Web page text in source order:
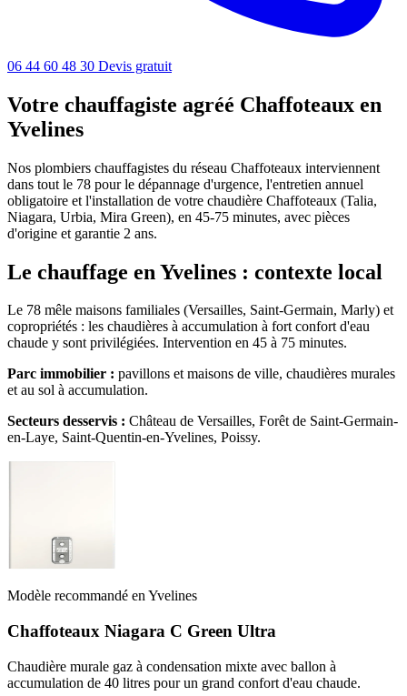
06 44 60 48 30 Devis gratuit
Votre chauffagiste agréé Chaffoteaux en
Yvelines
Nos plombiers chauffagistes du réseau Chaffoteaux interviennent
dans tout le 78 pour le dépannage d'urgence, l'entretien annuel
obligatoire et l'installation de votre chaudière Chaffoteaux (Talia,
Niagara, Urbia, Mira Green), en 45-75 minutes, avec pièces
d'origine et garantie 2 ans.
Le chauffage en Yvelines : contexte local
Le 78 mêle maisons familiales (Versailles, Saint-Germain, Marly) et
copropriétés : les chaudières à accumulation à fort confort d'eau
chaude y sont privilégiées. Intervention en 45 à 75 minutes.
Parc immobilier : pavillons et maisons de ville, chaudières murales
et au sol à accumulation.
Secteurs desservis : Château de Versailles, Forêt de Saint-Germain-
en-Laye, Saint-Quentin-en-Yvelines, Poissy.
Modèle recommandé en Yvelines
Chaffoteaux Niagara C Green Ultra
Chaudière murale gaz à condensation mixte avec ballon à
accumulation de 40 litres pour un grand confort d'eau chaude.